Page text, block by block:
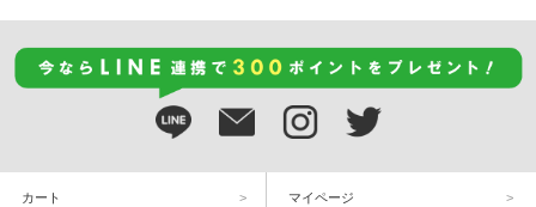
カート マイページ